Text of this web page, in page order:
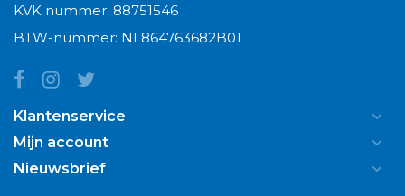
KVK nummer: 88751546
BTW-nummer: NL864763682B01
Klantenservice
Mijn account
Nieuwsbrief